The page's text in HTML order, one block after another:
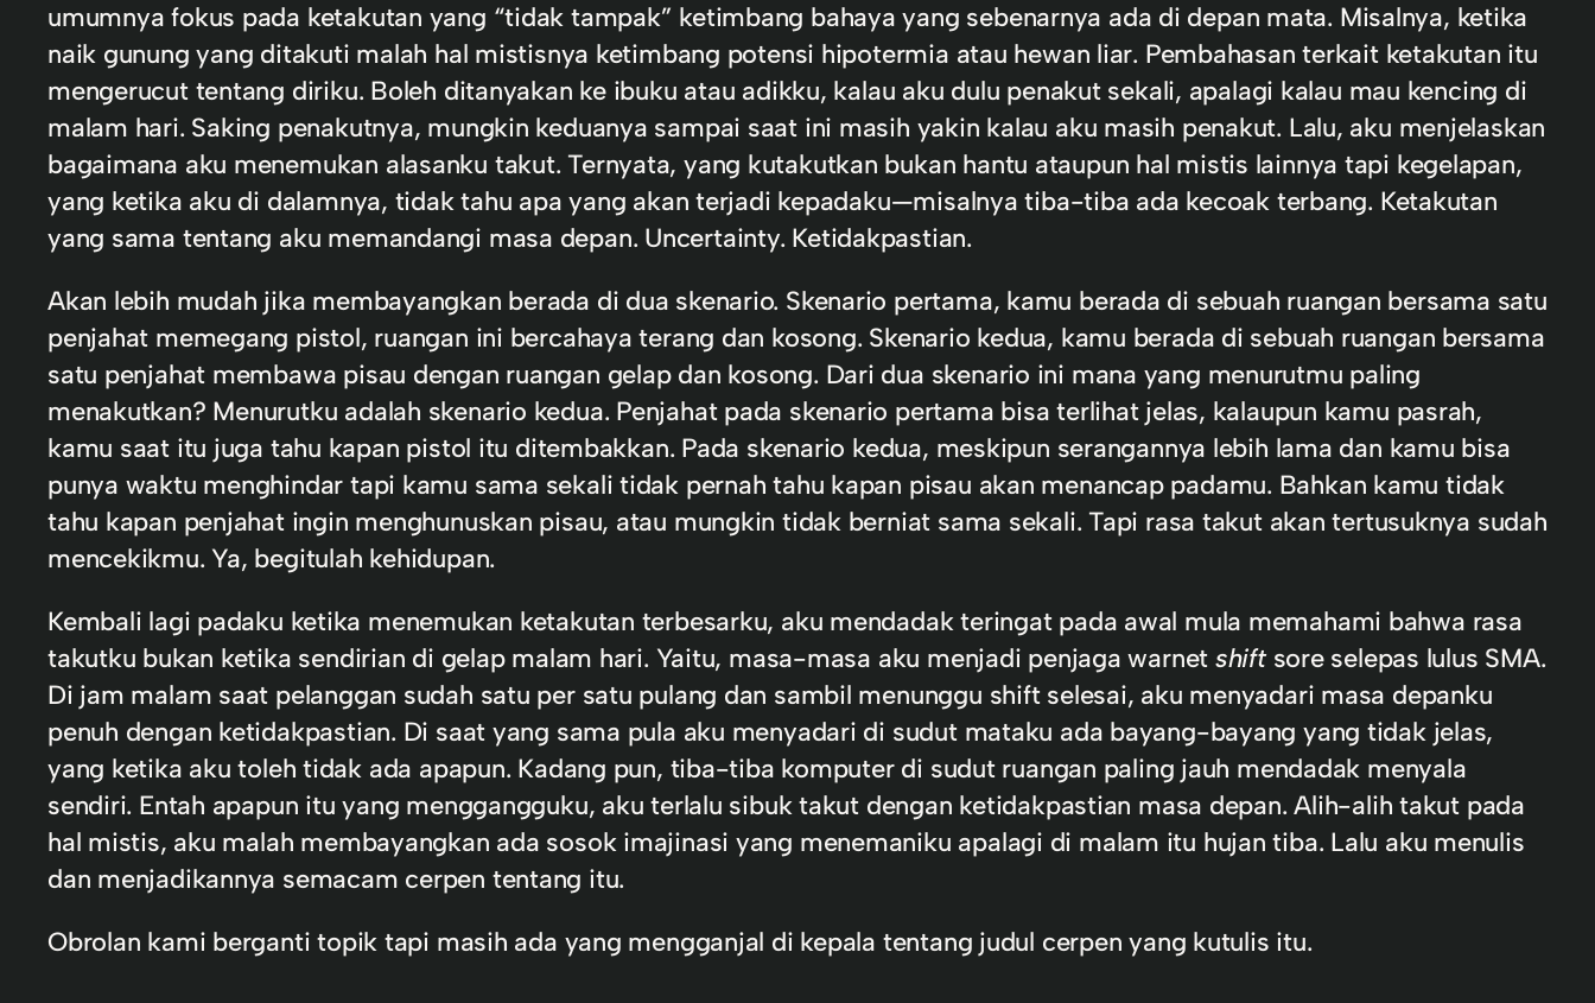
umumnya fokus pada ketakutan yang “tidak tampak” ketimbang bahaya yang sebenarnya ada di depan mata. Misalnya, ketika
naik gunung yang ditakuti malah hal mistisnya ketimbang potensi hipotermia atau hewan liar. Pembahasan terkait ketakutan itu
mengerucut tentang diriku. Boleh ditanyakan ke ibuku atau adikku, kalau aku dulu penakut sekali, apalagi kalau mau kencing di
malam hari. Saking penakutnya, mungkin keduanya sampai saat ini masih yakin kalau aku masih penakut. Lalu, aku menjelaskan
bagaimana aku menemukan alasanku takut. Ternyata, yang kutakutkan bukan hantu ataupun hal mistis lainnya tapi kegelapan,
yang ketika aku di dalamnya, tidak tahu apa yang akan terjadi kepadaku—misalnya tiba-tiba ada kecoak terbang. Ketakutan
yang sama tentang aku memandangi masa depan. Uncertainty. Ketidakpastian.
Akan lebih mudah jika membayangkan berada di dua skenario. Skenario pertama, kamu berada di sebuah ruangan bersama satu
penjahat memegang pistol, ruangan ini bercahaya terang dan kosong. Skenario kedua, kamu berada di sebuah ruangan bersama
satu penjahat membawa pisau dengan ruangan gelap dan kosong. Dari dua skenario ini mana yang menurutmu paling
menakutkan? Menurutku adalah skenario kedua. Penjahat pada skenario pertama bisa terlihat jelas, kalaupun kamu pasrah,
kamu saat itu juga tahu kapan pistol itu ditembakkan. Pada skenario kedua, meskipun serangannya lebih lama dan kamu bisa
punya waktu menghindar tapi kamu sama sekali tidak pernah tahu kapan pisau akan menancap padamu. Bahkan kamu tidak
tahu kapan penjahat ingin menghunuskan pisau, atau mungkin tidak berniat sama sekali. Tapi rasa takut akan tertusuknya sudah
mencekikmu. Ya, begitulah kehidupan.
Kembali lagi padaku ketika menemukan ketakutan terbesarku, aku mendadak teringat pada awal mula memahami bahwa rasa
takutku bukan ketika sendirian di gelap malam hari. Yaitu, masa-masa aku menjadi penjaga warnet shift sore selepas lulus SMA.
Di jam malam saat pelanggan sudah satu per satu pulang dan sambil menunggu shift selesai, aku menyadari masa depanku
penuh dengan ketidakpastian. Di saat yang sama pula aku menyadari di sudut mataku ada bayang-bayang yang tidak jelas,
yang ketika aku toleh tidak ada apapun. Kadang pun, tiba-tiba komputer di sudut ruangan paling jauh mendadak menyala
sendiri. Entah apapun itu yang menggangguku, aku terlalu sibuk takut dengan ketidakpastian masa depan. Alih-alih takut pada
hal mistis, aku malah membayangkan ada sosok imajinasi yang menemaniku apalagi di malam itu hujan tiba. Lalu aku menulis
dan menjadikannya semacam cerpen tentang itu.
Obrolan kami berganti topik tapi masih ada yang mengganjal di kepala tentang judul cerpen yang kutulis itu.